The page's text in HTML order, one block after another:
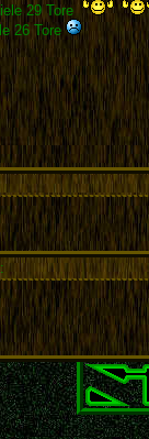
29 Tore
26 Tore
: